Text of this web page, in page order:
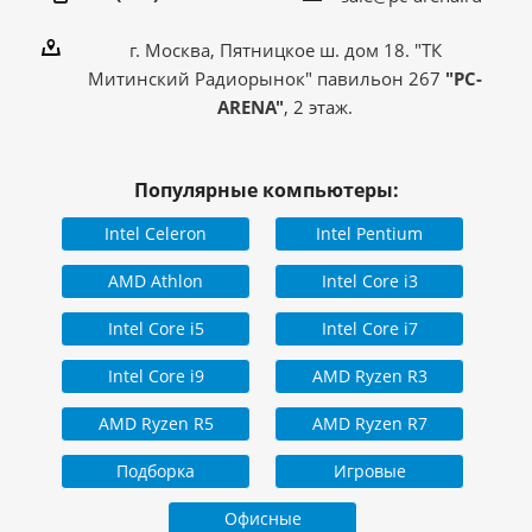
г. Москва, Пятницкое ш. дом 18. "ТК
Митинский Радиорынок" павильон 267 "PC-
ARENA", 2 этаж.
Популярные компьютеры:
Intel Celeron Intel Pentium
AMD Athlon Intel Core i3
Intel Core i5 Intel Core i7
Intel Core i9 AMD Ryzen R3
AMD Ryzen R5 AMD Ryzen R7
Подборка Игровые
Офисные